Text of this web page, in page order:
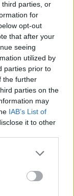
third parties, or
for
opt-out
that after your
seeing
utilized by
parties prior to
the further
parties on the
may
IAB’s List of
it to other
upp.
närhet: